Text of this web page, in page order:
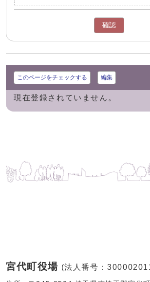
確認
このページをチェックする 編集
現在登録されていません。
宮代町役場 (法人番号：